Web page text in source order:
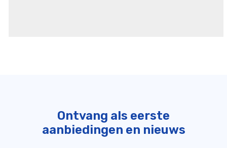
Ontvang als eerste
aanbiedingen en nieuws